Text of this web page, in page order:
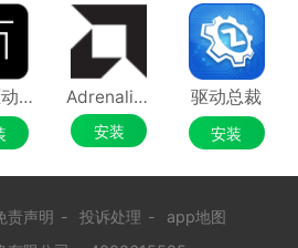
万能驱动助理 Adrenalin Edition
安装
驱动总裁
安装
责声明 - 投诉处理 -
app地图